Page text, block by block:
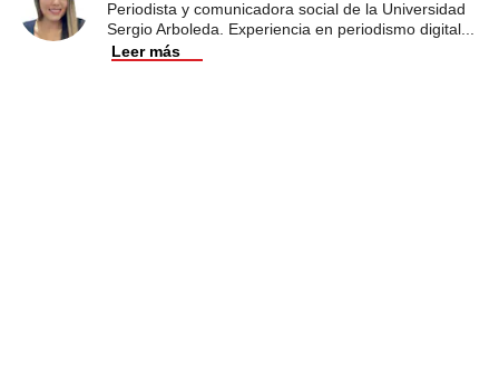
Periodista y comunicadora social de la Universidad
Sergio Arboleda. Experiencia en periodismo digital
Leer más